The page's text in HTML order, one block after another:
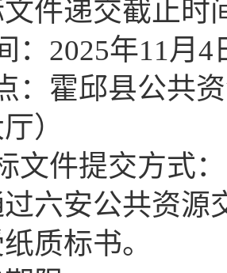
件递交截止时
： 2025年11月4
：霍邱县公共
）
文件提交方式：
六安公共资源
质标书。